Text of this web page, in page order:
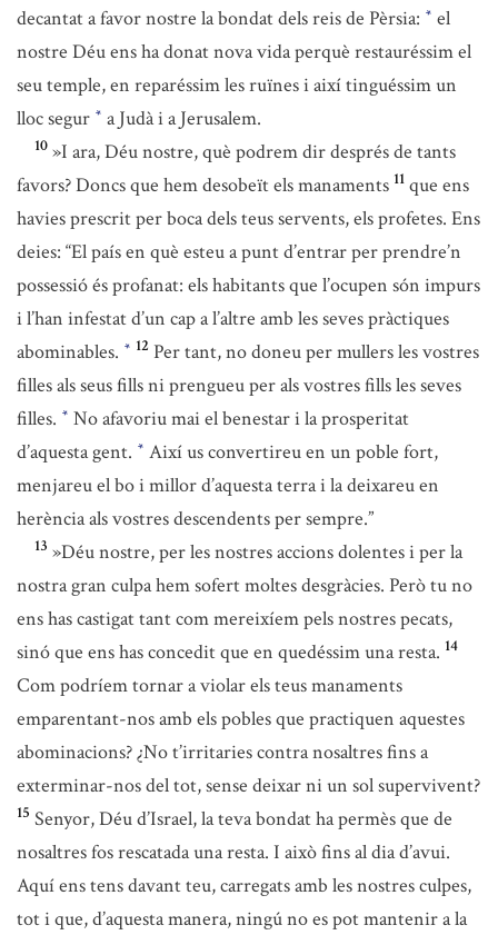
decantat a favor nostre la bondat dels reis de Pèrsia: * el
nostre Déu ens ha donat nova vida perquè restauréssim el
seu temple, en reparéssim les ruïnes i així tinguéssim un
lloc segur * a Judà i a Jerusalem.
10 »I ara, Déu nostre, què podrem dir després de tants
favors? Doncs que hem desobeït els manaments 11 que ens
havies prescrit per boca dels teus servents, els profetes. Ens
deies: “El país en què esteu a punt d’entrar per prendre’n
possessió és profanat: els habitants que l’ocupen són impurs
i l’han infestat d’un cap a l’altre amb les seves pràctiques
abominables. * 12 Per tant, no doneu per mullers les vostres
filles als seus fills ni prengueu per als vostres fills les seves
filles. * No afavoriu mai el benestar i la prosperitat
d’aquesta gent. * Així us convertireu en un poble fort,
menjareu el bo i millor d’aquesta terra i la deixareu en
herència als vostres descendents per sempre.”
13 »Déu nostre, per les nostres accions dolentes i per la
nostra gran culpa hem sofert moltes desgràcies. Però tu no
ens has castigat tant com mereixíem pels nostres pecats,
sinó que ens has concedit que en quedéssim una resta. 14
Com podríem tornar a violar els teus manaments
emparentant-nos amb els pobles que practiquen aquestes
abominacions? ¿No t’irritaries contra nosaltres fins a
exterminar-nos del tot, sense deixar ni un sol supervivent?
15 Senyor, Déu d’Israel, la teva bondat ha permès que de
nosaltres fos rescatada una resta. I això fins al dia d’avui.
Aquí ens tens davant teu, carregats amb les nostres culpes,
tot i que, d’aquesta manera, ningú no es pot mantenir a la